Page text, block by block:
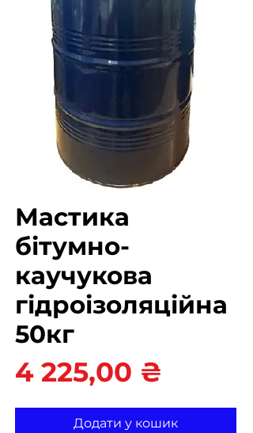
Мастика
бітумно-
каучукова
гідроізоляційна
50кг
4 225,00 ₴
Додати у кошик